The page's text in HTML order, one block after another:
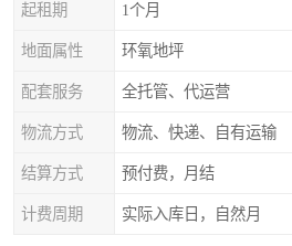
起租期 1个月
地面属性 环氧地坪
配套服务 全托管、代运营
物流方式 物流、快递、自有运输
结算方式 预付费，月结
计费周期 实际入库日，自然月